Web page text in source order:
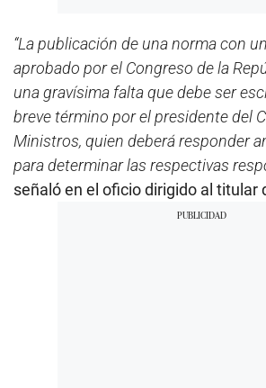
“La publicación de una norma con
aprobado por el Congreso de la
una gravísima falta que debe ser
breve término por el presidente del
Ministros, quien deberá responder
para determinar las respectivas
señaló en el oficio dirigido al titular